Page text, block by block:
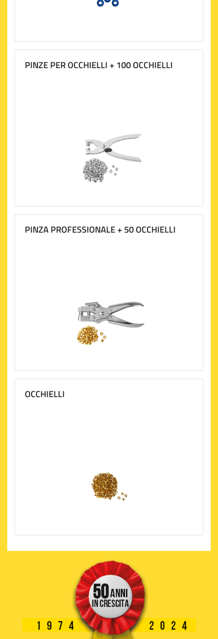
PINZE PER OCCHIELLI + 100 OCCHIELLI
PINZA PROFESSIONALE + 50 OCCHIELLI
OCCHIELLI